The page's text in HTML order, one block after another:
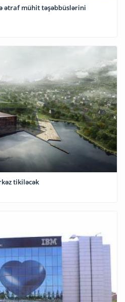
ətraf mühit təşəbbüslərini
tikiləcək